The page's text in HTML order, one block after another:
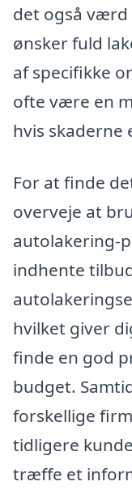
det også
ønsker fuld
af specifikke
ofte være en
hvis
For at finde
overveje at
autolakering-
indhente
hvilket giver
finde en god
budget.
forskellige
tidligere
træffe et